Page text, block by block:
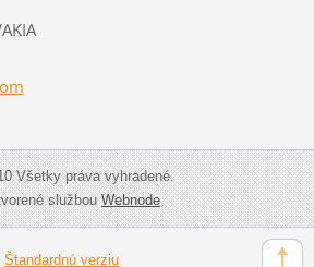
Všetky práva vyhradené.
službouWebnode
Štandardnú verziu